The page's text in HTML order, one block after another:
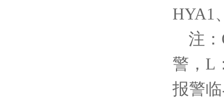
HYA1
注
警，L
报警